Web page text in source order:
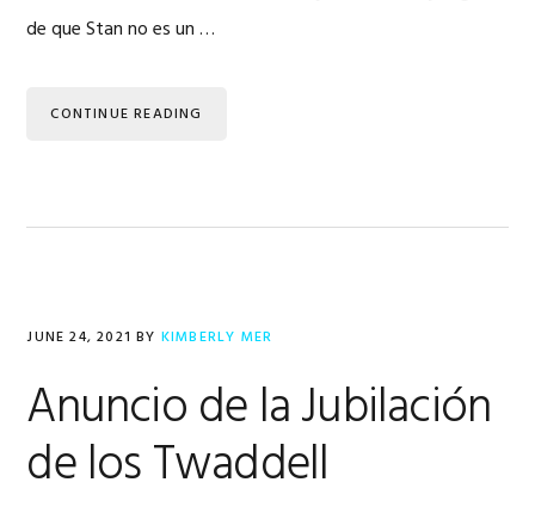
de que Stan no es un …
CONTINUE READING
JUNE 24, 2021 BY KIMBERLY MER
Anuncio de la Jubilación
de los Twaddell